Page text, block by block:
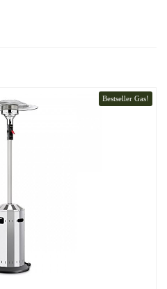
Bestseller Gas!